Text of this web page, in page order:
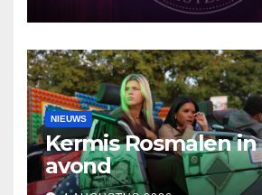
NIEUWS
Kermis Rosmalen in
avond